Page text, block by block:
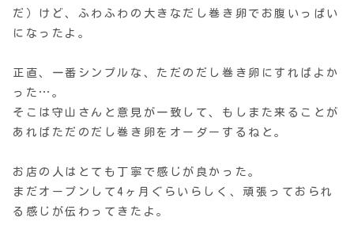
だ）けど、ふわふわの大きなだし巻き卵でお腹いっぱい
になったよ。
正直、一番シンプルな、ただのだし巻き卵にすればよか
った…。
そこは守山さんと意見が一致して、もしまた来ることが
あればただのだし巻き卵をオーダーするねと。
お店の人はとても丁寧で感じが良かった。
まだオープンして4ヶ月ぐらいらしく、頑張っておられ
る感じが伝わってきたよ。